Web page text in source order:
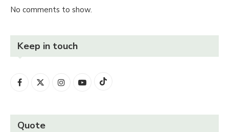
No comments to show.
Keep in touch
Quote